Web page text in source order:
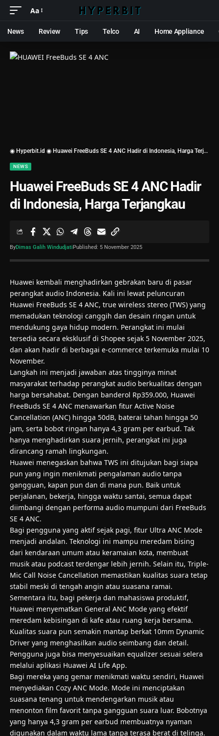
Aa
News Review Tips Telco AI Home Appliance
◉ Hyperbit.id ◉ Huawei FreeBuds SE 4 ANC Hadir di Indonesia, Harga Terjangkau
NEWS
Huawei FreeBuds SE 4 ANC Hadir
di Indonesia, Harga Terjangkau
ByDimas Galih WindudjatiPublished: 5 November 2025
Huawei kembali menghadirkan gebrakan baru di pasar
perangkat audio Indonesia. Kali ini lewat peluncuran
Huawei FreeBuds SE 4 ANC, true wireless stereo (TWS) yang
memadukan teknologi canggih dan desain ringan untuk
mendukung gaya hidup modern. Perangkat ini mulai
tersedia secara eksklusif di Shopee sejak 5 November 2025,
dan akan hadir di berbagai e-commerce terkemuka mulai 10
November.
Langkah ini menjadi jawaban atas tingginya minat
masyarakat terhadap perangkat audio berkualitas dengan
harga bersahabat. Dengan banderol Rp359.000, Huawei
FreeBuds SE 4 ANC menawarkan fitur Active Noise
Cancellation (ANC) hingga 50dB, baterai tahan hingga 50
jam, serta bobot ringan hanya 4,3 gram per earbud. Tak
hanya menghadirkan suara jernih, perangkat ini juga
dirancang ramah lingkungan.
Huawei menegaskan bahwa TWS ini ditujukan bagi siapa
pun yang ingin menikmati pengalaman audio tanpa
gangguan, kapan pun dan di mana pun. Baik untuk
perjalanan, bekerja, hingga waktu santai, semua dapat
diimbangi dengan performa audio mumpuni dari FreeBuds
SE 4 ANC.
Bagi pengguna yang aktif sejak pagi, fitur Ultra ANC Mode
menjadi andalan. Teknologi ini mampu meredam bising
dari kendaraan umum atau keramaian kota, membuat
musik atau podcast terdengar lebih jernih. Selain itu, Triple-
Mic Call Noise Cancellation memastikan kualitas suara tetap
stabil meski di tengah angin atau suasana ramai.
Sementara itu, bagi pekerja dan mahasiswa produktif,
Huawei menyematkan General ANC Mode yang efektif
meredam kebisingan di kafe atau ruang kerja bersama.
Kualitas suara pun semakin mantap berkat 10mm Dynamic
Driver yang menghasilkan audio seimbang dan detail.
Pengguna juga bisa menyesuaikan equalizer sesuai selera
melalui aplikasi Huawei AI Life App.
Bagi mereka yang gemar menikmati waktu sendiri, Huawei
menyediakan Cozy ANC Mode. Mode ini menciptakan
suasana tenang untuk mendengarkan musik atau
menonton film favorit tanpa gangguan suara luar. Bobotnya
yang hanya 4,3 gram per earbud membuatnya nyaman
digunakan dalam waktu lama tanpa terasa berat di telinga.